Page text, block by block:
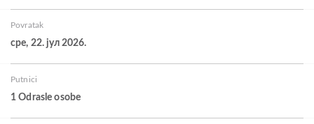
Povratak
сре, 22. јул 2026.
Putnici
1 Odrasle osobe